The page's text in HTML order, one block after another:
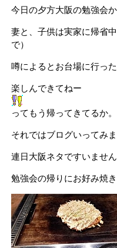
今日の夕方大阪の勉強会
妻と、子供は実家に帰省
で）
噂によるとお台場に行った
楽しんできてねー
ってもう帰ってきてるか。
それではブログいってみま
連日大阪ネタですいません
勉強会の帰りにお好み焼